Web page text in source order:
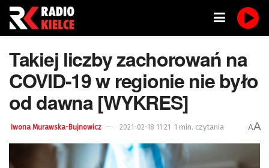
Takiej liczby zachorowań na
COVID-19 w regionie nie było
od dawna [WYKRES]
Iwona Murawska-Bujnowicz 2021-02-18 11:21 1 min. czytania AA